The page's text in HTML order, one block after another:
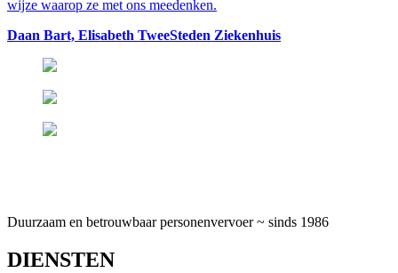
wijze waarop ze met ons meedenken.
Daan Bart, Elisabeth TweeSteden Ziekenhuis
Duurzaam en betrouwbaar personenvervoer ~ sinds 1986
DIENSTEN